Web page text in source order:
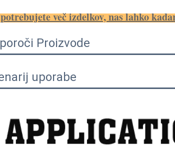
več izdelkov, nas lahko
Proizvode
uporabe